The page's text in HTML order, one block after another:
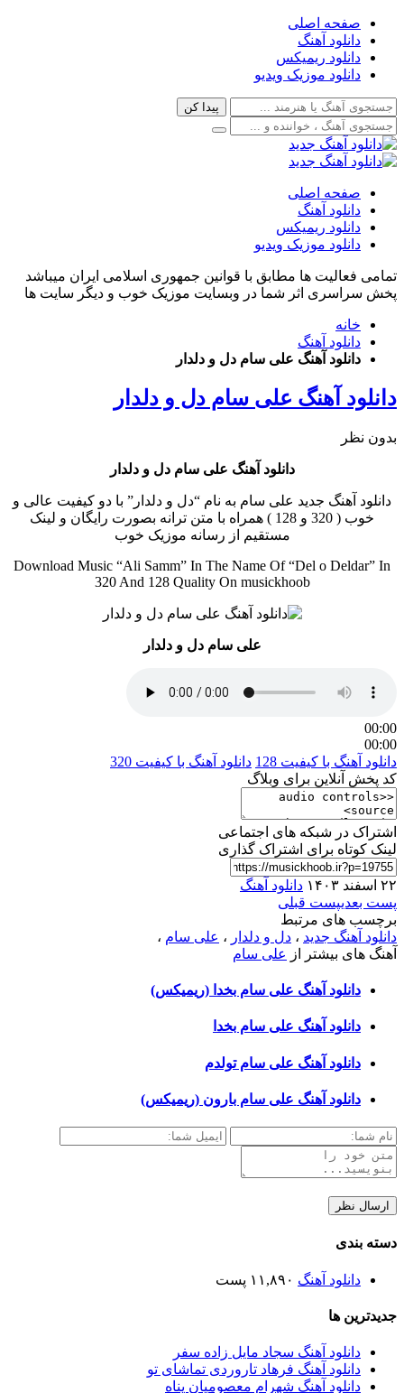
صفحه اصلی
دانلود آهنگ
دانلود ریمیکس
دانلود موزیک ویدیو
صفحه اصلی
دانلود آهنگ
دانلود ریمیکس
دانلود موزیک ویدیو
تمامی فعالیت ها مطابق با قوانین جمهوری اسلامی ایران میباشد
پخش سراسری اثر شما در وبسایت موزیک خوب و دیگر سایت ها
خانه
دانلود آهنگ
دانلود آهنگ علی سام دل و دلدار
دانلود آهنگ علی سام دل و دلدار
بدون نظر
دانلود آهنگ علی سام دل و دلدار
دانلود آهنگ جدید علی سام به نام “دل و دلدار” با دو کیفیت عالی و
خوب ( 320 و 128 ) همراه با متن ترانه بصورت رایگان و لینک
مستقیم از رسانه موزیک خوب
Download Music “Ali Samm” In The Name Of “Del o Deldar” In
320 And 128 Quality On musickhoob
علی سام دل و دلدار
00:00
00:00
دانلود آهنگ با کیفیت 128
دانلود آهنگ با کیفیت 320
کد پخش آنلاین برای وبلاگ
اشتراک در شبکه های اجتماعی
لینک کوتاه برای اشتراک گذاری
۲۲ اسفند ۱۴۰۳
دانلود آهنگ
پست بعدیپست قبلی
برچسب های مرتبط
دانلود آهنگ جدید ، دل و دلدار ، علی سام ،
آهنگ های بیشتر از علی سام
دانلود آهنگ علی سام بخدا (ریمیکس)
دانلود آهنگ علی سام بخدا
دانلود آهنگ علی سام تولدم
دانلود آهنگ علی سام بارون (ریمیکس)
دسته بندی
دانلود آهنگ ۱۱,۸۹۰ پست
جدیدترین ها
دانلود آهنگ سجاد مایل زاده سفر
دانلود آهنگ فرهاد تاروردی تماشای تو
دانلود آهنگ شهرام معصومیان پناه